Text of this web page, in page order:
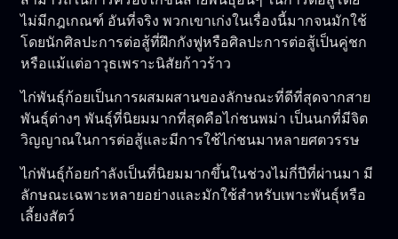
ไม่มีกฎเกณฑ์ อันที่จริง พวกเขาเก่งในเรื่องนี้มากจนมักใช้
โดยนักศิลปะการต่อสู้ที่ฝึกกังฟูหรือศิลปะการต่อสู้เป็นคู่ชก
หรือแม้แต่อาวุธเพราะนิสัยก้าวร้าว
ไก่พันธุ์ก้อยเป็นการผสมผสานของลักษณะที่ดีที่สุดจากสาย
พันธุ์ต่างๆ พันธุ์ที่นิยมมากที่สุดคือไก่ชนพม่า เป็นนกที่มีจิต
วิญญาณในการต่อสู้และมีการใช้ไก่ชนมาหลายศตวรรษ
ไก่พันธุ์ก้อยกำลังเป็นที่นิยมมากขึ้นในช่วงไม่กี่ปีที่ผ่านมา มี
ลักษณะเฉพาะหลายอย่างและมักใช้สำหรับเพาะพันธุ์หรือ
เลี้ยงสัตว์